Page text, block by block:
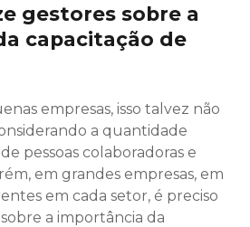
gestores sobre a
capacitação de
empresas, isso talvez não
a quantidade
pessoas colaboradoras e
em grandes empresas, em
em cada setor, é preciso
a importância da